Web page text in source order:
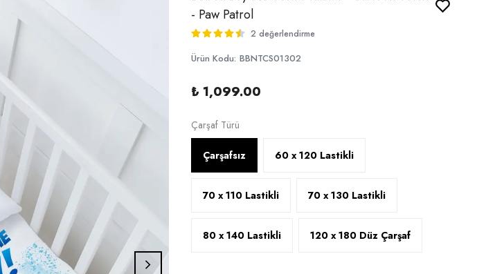
- Paw Patrol
2 değerlendirme
Ürün Kodu: BBNTCS01302
₺ 1,099.00
Çarşaf Türü
Çarşafsız 60 x 120 Lastikli
70 x 110 Lastikli 70 x 130 Lastikli
80 x 140 Lastikli 120 x 180 Düz Çarşaf